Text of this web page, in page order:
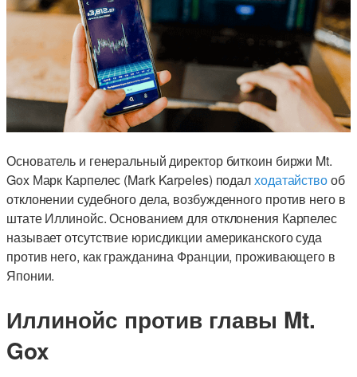
Основатель и генеральный директор биткоин биржи Mt.
Gox Марк Карпелес (Mark Karpeles) подалходатайствооб
отклонении судебного дела, возбужденного против него в
штате Иллинойс. Основанием для отклонения Карпелес
называет отсутствие юрисдикции американского суда
против него, как гражданина Франции, проживающего в
Японии.
Иллинойс против главы Mt.
Gox